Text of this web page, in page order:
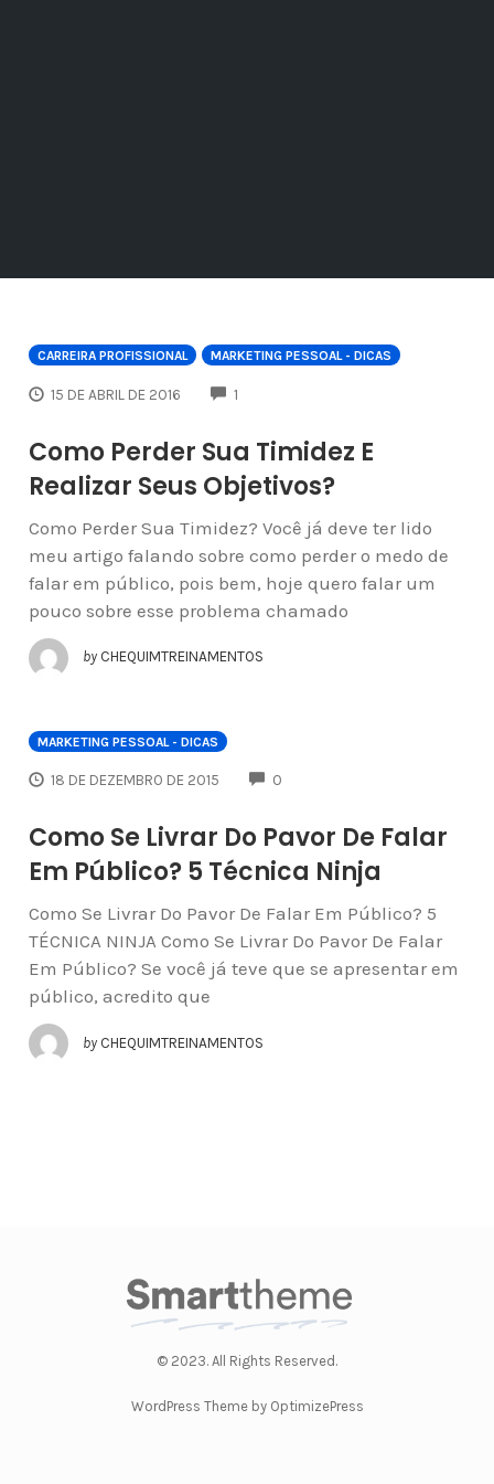
CARREIRA PROFISSIONAL MARKETING PESSOAL - DICAS
15 DE ABRIL DE 2016 1
Como Perder Sua Timidez E
Realizar Seus Objetivos?
Como Perder Sua Timidez? Você já deve ter lido
meu artigo falando sobre como perder o medo de
falar em público, pois bem, hoje quero falar um
pouco sobre esse problema chamado
by CHEQUIMTREINAMENTOS
MARKETING PESSOAL - DICAS
18 DE DEZEMBRO DE 2015 0
Como Se Livrar Do Pavor De Falar
Em Público? 5 Técnica Ninja
Como Se Livrar Do Pavor De Falar Em Público? 5
TÉCNICA NINJA Como Se Livrar Do Pavor De Falar
Em Público? Se você já teve que se apresentar em
público, acredito que
by CHEQUIMTREINAMENTOS
© 2023. All Rights Reserved.
WordPress Theme by OptimizePress